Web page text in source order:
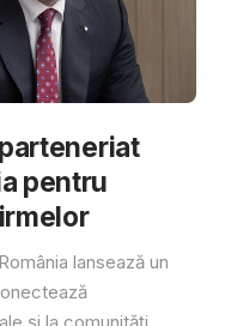
pentru
lansează un